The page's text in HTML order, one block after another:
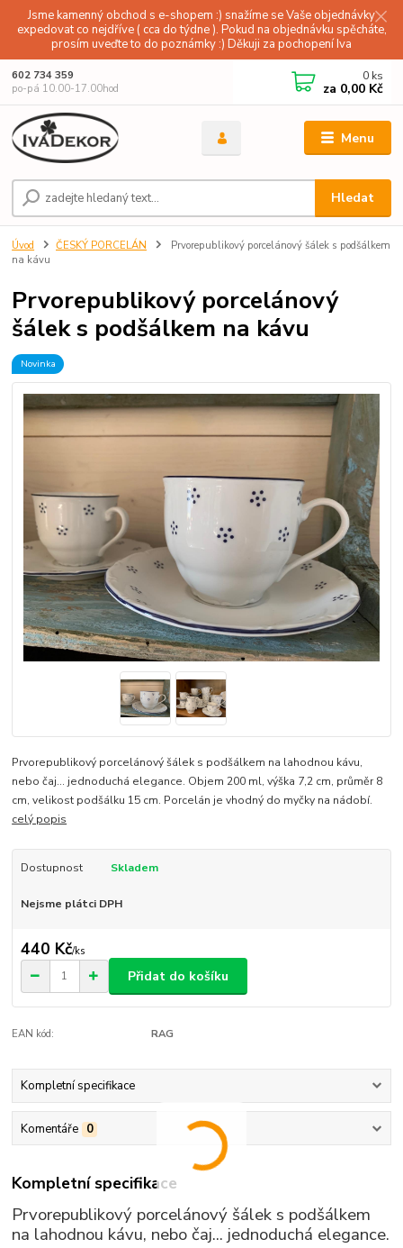
Jsme kamenný obchod s e-shopem :) snažíme se Vaše objednávky
expedovat co nejdříve ( cca do týdne ). Pokud na objednávku spěcháte,
prosím uveďte to do poznámky :) Děkuji za pochopení Iva
Menu
Hledat
602 734 359
po-pá 10.00-17.00hod
0 ks
za 0,00 Kč
Úvod ČESKÝ PORCELÁN
Prvorepublikový porcelánový šálek s podšálkem
na kávu
Prvorepublikový porcelánový
šálek s podšálkem na kávu
Novinka
Prvorepublikový porcelánový šálek s podšálkem na lahodnou kávu,
nebo čaj... jednoduchá elegance. Objem 200 ml, výška 7,2 cm, průměr 8
cm, velikost podšálku 15 cm. Porcelán je vhodný do myčky na nádobí.
celý popis
Dostupnost Skladem
Nejsme plátci DPH
440 Kč/ks
Přidat do košíku
EAN kód: RAG
Kompletní specifikace
Komentáře 0
Kompletní specifikace
Prvorepublikový porcelánový šálek s podšálkem
na lahodnou kávu, nebo čaj... jednoduchá elegance.